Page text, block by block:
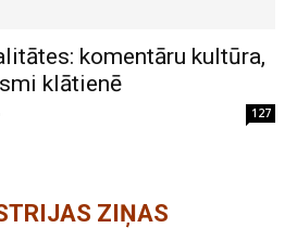
komentāru kultūra,
klātienē
127
ZIŅAS